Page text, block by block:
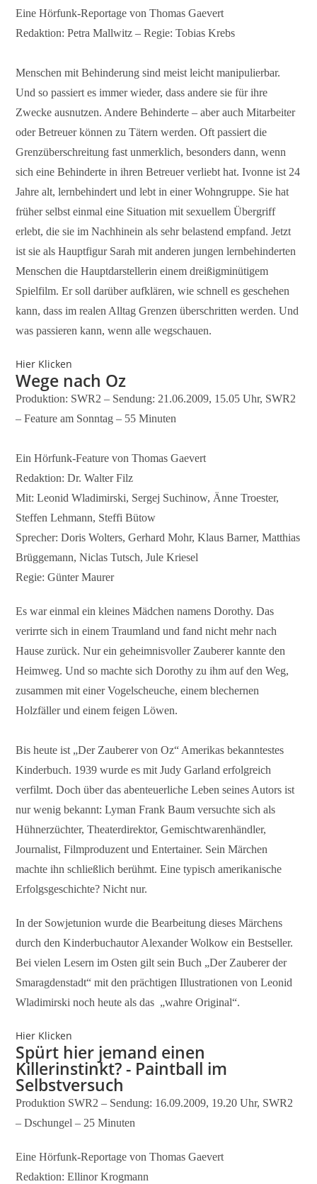
Eine Hörfunk-Reportage von Thomas Gaevert
Redaktion: Petra Mallwitz – Regie: Tobias Krebs
Menschen mit Behinderung sind meist leicht manipulierbar.
Und so passiert es immer wieder, dass andere sie für ihre
Zwecke ausnutzen. Andere Behinderte – aber auch Mitarbeiter
oder Betreuer können zu Tätern werden. Oft passiert die
Grenzüberschreitung fast unmerklich, besonders dann, wenn
sich eine Behinderte in ihren Betreuer verliebt hat. Ivonne ist 24
Jahre alt, lernbehindert und lebt in einer Wohngruppe. Sie hat
früher selbst einmal eine Situation mit sexuellem Übergriff
erlebt, die sie im Nachhinein als sehr belastend empfand. Jetzt
ist sie als Hauptfigur Sarah mit anderen jungen lernbehinderten
Menschen die Hauptdarstellerin einem dreißigminütigem
Spielfilm. Er soll darüber aufklären, wie schnell es geschehen
kann, dass im realen Alltag Grenzen überschritten werden. Und
was passieren kann, wenn alle wegschauen.
Hier Klicken
Wege nach Oz
Produktion: SWR2 – Sendung: 21.06.2009, 15.05 Uhr, SWR2
– Feature am Sonntag – 55 Minuten
Ein Hörfunk-Feature von Thomas Gaevert
Redaktion: Dr. Walter Filz
Mit: Leonid Wladimirski, Sergej Suchinow, Änne Troester,
Steffen Lehmann, Steffi Bütow
Sprecher: Doris Wolters, Gerhard Mohr, Klaus Barner, Matthias
Brüggemann, Niclas Tutsch, Jule Kriesel
Regie: Günter Maurer
Es war einmal ein kleines Mädchen namens Dorothy. Das
verirrte sich in einem Traumland und fand nicht mehr nach
Hause zurück. Nur ein geheimnisvoller Zauberer kannte den
Heimweg. Und so machte sich Dorothy zu ihm auf den Weg,
zusammen mit einer Vogelscheuche, einem blechernen
Holzfäller und einem feigen Löwen.
Bis heute ist „Der Zauberer von Oz“ Amerikas bekanntestes
Kinderbuch. 1939 wurde es mit Judy Garland erfolgreich
verfilmt. Doch über das abenteuerliche Leben seines Autors ist
nur wenig bekannt: Lyman Frank Baum versuchte sich als
Hühnerzüchter, Theaterdirektor, Gemischtwarenhändler,
Journalist, Filmproduzent und Entertainer. Sein Märchen
machte ihn schließlich berühmt. Eine typisch amerikanische
Erfolgsgeschichte? Nicht nur.
In der Sowjetunion wurde die Bearbeitung dieses Märchens
durch den Kinderbuchautor Alexander Wolkow ein Bestseller.
Bei vielen Lesern im Osten gilt sein Buch „Der Zauberer der
Smaragdenstadt“ mit den prächtigen Illustrationen von Leonid
Wladimirski noch heute als das „wahre Original“.
Hier Klicken
Spürt hier jemand einen
Killerinstinkt? - Paintball im
Selbstversuch
Produktion SWR2 – Sendung: 16.09.2009, 19.20 Uhr, SWR2
– Dschungel – 25 Minuten
Eine Hörfunk-Reportage von Thomas Gaevert
Redaktion: Ellinor Krogmann